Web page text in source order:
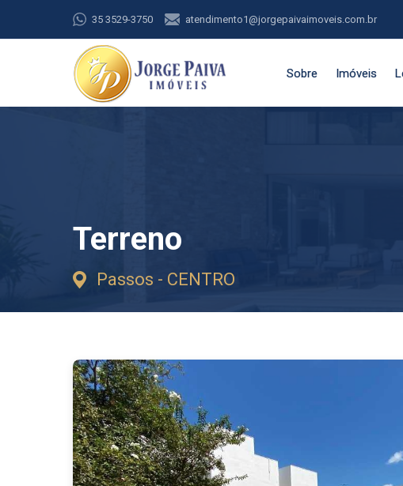
35 3529-3750 atendimento1@jorgepaivaimoveis.com.br
Sobre Imóveis
Terreno
Passos - CENTRO